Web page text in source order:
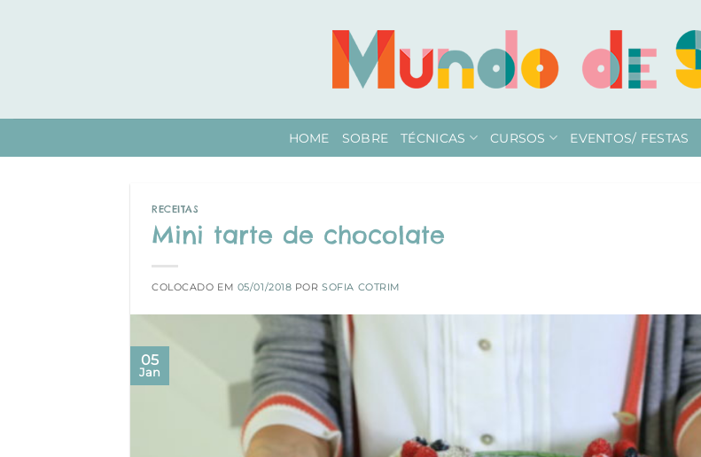
HOME SOBRE TÉCNICAS CURSOS EVENTOS/ FESTAS
RECEITAS
Mini tarte de chocolate
COLOCADO EM 05/01/2018 PORSOFIA COTRIM
05
Jan